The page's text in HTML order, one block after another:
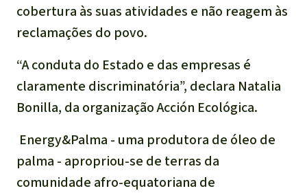
cobertura às suas atividades e não reagem às
reclamações do povo.
“A conduta do Estado e das empresas é
claramente discriminatória”, declara Natalia
Bonilla, da organização Acción Ecológica.
Energy&Palma - uma produtora de óleo de
palma - apropriou-se de terras da
comunidade afro-equatoriana de